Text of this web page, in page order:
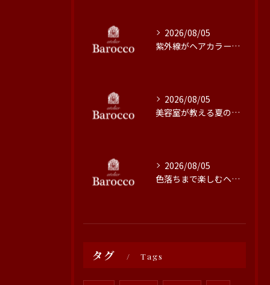
2026/08/05
紫外線がヘアカラーに与える影響と対策
2026/08/05
美容室が教える夏の最旬ヘアカラー技術
2026/08/05
色落ちまで楽しむヘアカラーの秘訣
タグ Tags